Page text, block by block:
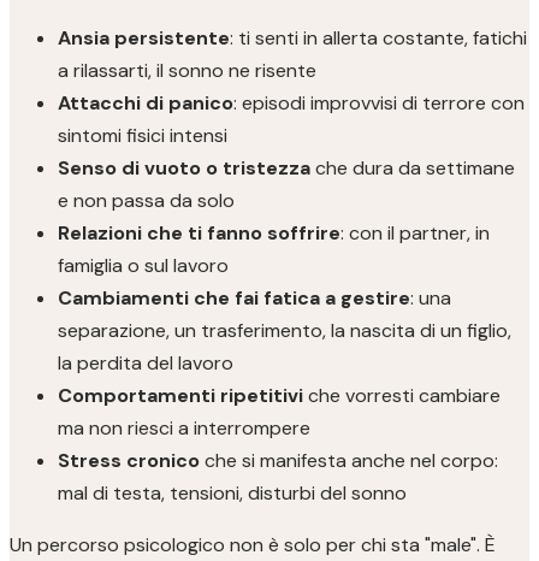
Ansia persistente: ti senti in allerta costante, fatichi
a rilassarti, il sonno ne risente
Attacchi di panico: episodi improvvisi di terrore con
sintomi fisici intensi
Senso di vuoto o tristezzache dura da settimane
e non passa da solo
Relazioni che ti fanno soffrire: con il partner, in
famiglia o sul lavoro
Cambiamenti che fai fatica a gestire: una
separazione, un trasferimento, la nascita di un figlio,
la perdita del lavoro
Comportamenti ripetitiviche vorresti cambiare
ma non riesci a interrompere
Stress cronicoche si manifesta anche nel corpo:
mal di testa, tensioni, disturbi del sonno
Un percorso psicologico non è solo per chi sta "male". È